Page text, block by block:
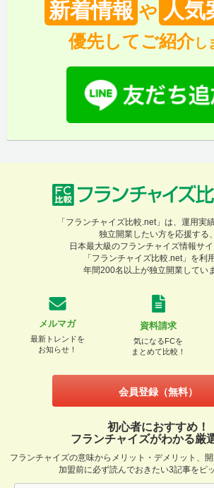
新着情報 や 人気
優先してご紹介し
「フランチャイズ比較.net」は、運用実
独立開業したい方を応援する、
日本最大級のフランチャイズ情報サイ
「フランチャイズ比較.net」を利
年間200名以上が独立開業していま
メルマガ
最新トレンドを
お知らせ！
資料請求
気になるFCを
まとめて比較！
会員登録（無料）
初心者におすすめ！
フランチャイズがわかる厳
フランチャイズの意味からメリット・デメリット、開
加盟前に必ず読んでおきたい3記事をピ